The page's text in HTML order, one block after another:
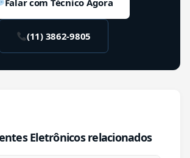
Falar com Técnico Agora
(11) 3862-9805
Eletrônicos relacionados